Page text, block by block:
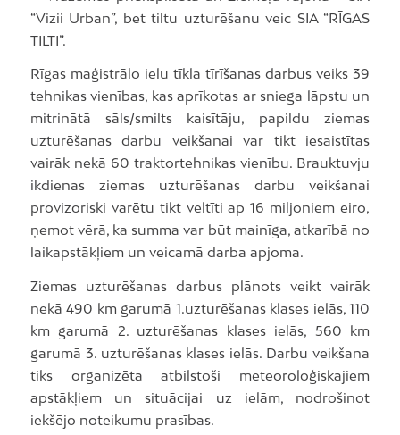
“Vizii Urban”, bet tiltu uzturēšanu veic SIA “RĪGAS
TILTI”.
Rīgas maģistrālo ielu tīkla tīrīšanas darbus veiks 39
tehnikas vienības, kas aprīkotas ar sniega lāpstu un
mitrinātā sāls/smilts kaisītāju, papildu ziemas
uzturēšanas darbu veikšanai var tikt iesaistītas
vairāk nekā 60 traktortehnikas vienību. Brauktuvju
ikdienas ziemas uzturēšanas darbu veikšanai
provizoriski varētu tikt veltīti ap 16 miljoniem eiro,
ņemot vērā, ka summa var būt mainīga, atkarībā no
laikapstākļiem un veicamā darba apjoma.
Ziemas uzturēšanas darbus plānots veikt vairāk
nekā 490 km garumā 1.uzturēšanas klases ielās, 110
km garumā 2. uzturēšanas klases ielās, 560 km
garumā 3. uzturēšanas klases ielās. Darbu veikšana
tiks organizēta atbilstoši meteoroloģiskajiem
apstākļiem un situācijai uz ielām, nodrošinot
iekšējo noteikumu prasības.